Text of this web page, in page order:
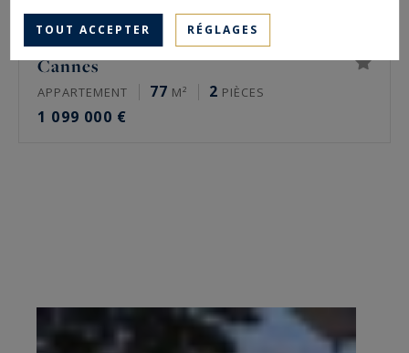
Cannes
APPARTEMENT 77 M² 2 PIÈCES
1 099 000 €
TOUT ACCEPTER RÉGLAGES